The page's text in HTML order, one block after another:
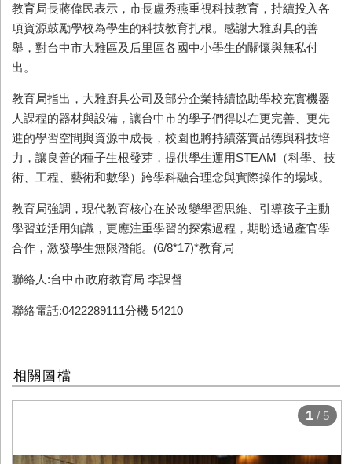
教育局長蔣偉民表示，市長盧秀燕重視科技教育，持續投入各
項資源鼓勵學校為學生的科技教育扎根。感謝大雅廚具的善
舉，對台中市大雅區及后里區各國中小學生的關懷與無私付
出。
教育局指出，大雅廚具公司及部分企業持續協助學校充實機器
人課程的器材與設備，讓台中市的學子們得以在更完善、更先
進的學習空間與資源中成長，校園也將持續落實品德與科技培
力，讓良善的種子生根發芽，提供學生運用STEAM（科學、技
術、工程、藝術和數學）跨學科融合理念與實際操作的場域。
教育局強調，現代教育核心在於改變學習思維、引導孩子主動
學習並活用知識，更應注重學習的探索過程，期盼透過產官學
合作，激發學生無限潛能。(6/8*17)*教育局
聯絡人:台中市政府教育局 李課督
聯絡電話:0422289111分機 54210
相關圖檔
1 / 5